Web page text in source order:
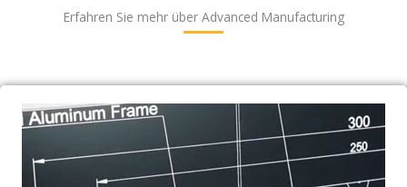
Erfahren Sie mehr über Advanced Manufacturing